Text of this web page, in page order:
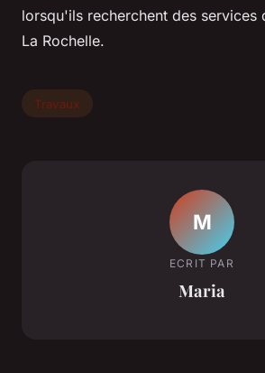
lorsqu'ils recherchent des services
La Rochelle.
Travaux
M
ECRIT PAR
Maria